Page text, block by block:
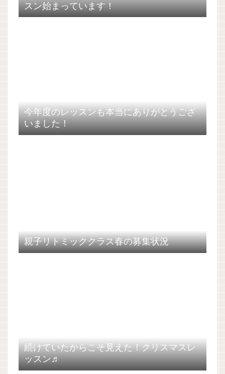
スン始まっています！
今年度のレッスンも本当にありがとうござ
いました！
親子リトミッククラス春の募集状況
続けていたからこそ見えた！クリスマスレ
ッスン♬